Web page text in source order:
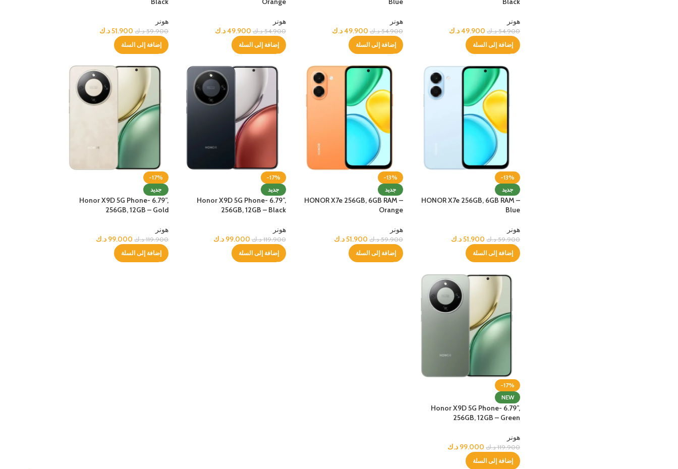
حافظة الحماية من سامسونج
حافظة حماية من سكينارما
شاحن متنقل
سماعات
سماعات الرأس
هونر
54.900 د.ك 49.900د.ك
إضافة إلى السلة
هونر
54.900 د.ك 49.900د.ك
إضافة إلى السلة
هونر
54.900 د.ك 49.900د.ك
إضافة إلى السلة
هونر
59.900 د.ك 51.900د.ك
إضافة إلى السلة
-13%
جديد
HONOR X7e 256GB, 6GB RAM –
Blue
هونر
59.900 د.ك 51.900د.ك
إضافة إلى السلة
-13%
جديد
HONOR X7e 256GB, 6GB RAM –
Orange
هونر
59.900 د.ك 51.900د.ك
إضافة إلى السلة
-17%
جديد
Honor X9D 5G Phone- 6.79”,
256GB, 12GB – Black
هونر
119.900 د.ك 99.000 د.ك
إضافة إلى السلة
-17%
جديد
Honor X9D 5G Phone- 6.79”,
256GB, 12GB – Gold
هونر
119.900 د.ك 99.000 د.ك
إضافة إلى السلة
-17%
NEW
Honor X9D 5G Phone- 6.79”,
256GB, 12GB – Green
هونر
119.900 د.ك 99.000 د.ك
إضافة إلى السلة